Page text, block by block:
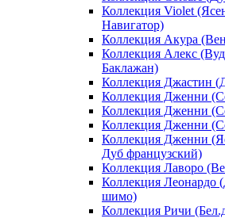
Коллекция Violet
Навигатор)
Коллекция Акура
Коллекция Алекс
Баклажан)
Коллекция Джастин
Коллекция Дженни
Коллекция Дженни
Коллекция Дженни
Коллекция Дженни
Дуб французский)
Коллекция Лаворо
Коллекция Леонардо
шимо)
Коллекция Ричи